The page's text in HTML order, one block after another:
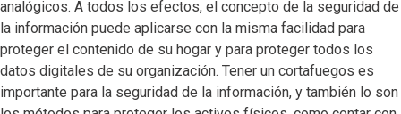
analógicos. A todos los efectos, el concepto de la seguridad de
la información puede aplicarse con la misma facilidad para
proteger el contenido de su hogar y para proteger todos los
datos digitales de su organización. Tener un cortafuegos es
importante para la seguridad de la información, y también lo son